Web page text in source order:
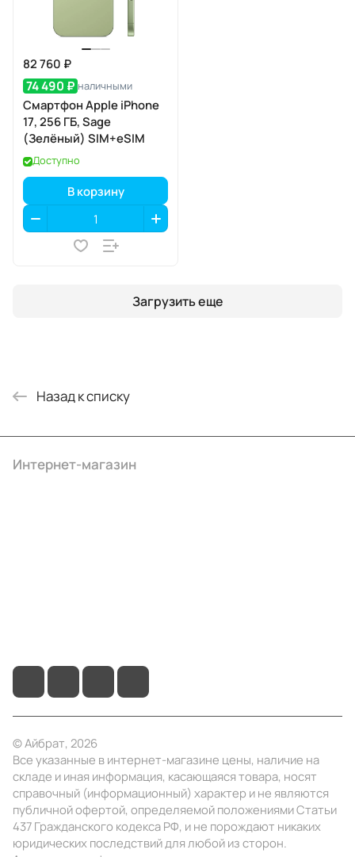
82 760 ₽
74 490 ₽ наличными
Смартфон Apple iPhone
17, 256 ГБ, Sage
(Зелёный) SIM+eSIM
Доступно
В корзину
Загрузить еще
Назад к списку
Интернет-магазин
© Айбрат, 2026
Все указанные в интернет-магазине цены, наличие на
складе и иная информация, касающаяся товара, носят
справочный (информационный) характер и не являются
публичной офертой, определяемой положениями Статьи
437 Гражданского кодекса РФ, и не порождают никаких
юридических последствий для любой из сторон.